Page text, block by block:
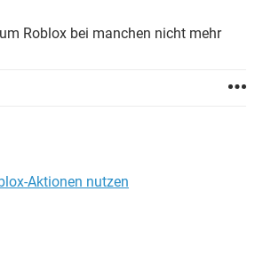
HARDWARE
IOS
Roblox bei manchen nicht mehr
Aktionen nutzen